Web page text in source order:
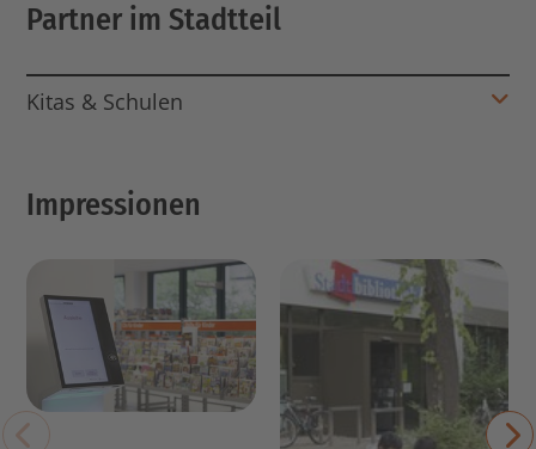
Partner im Stadtteil
Kitas & Schulen
Impressionen